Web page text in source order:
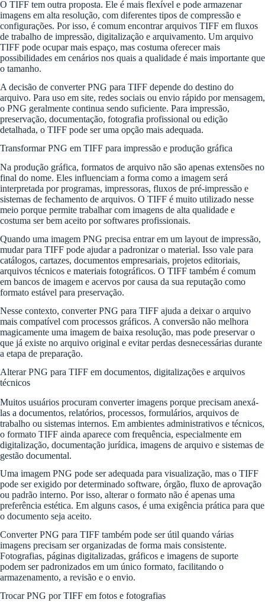
O TIFF tem outra proposta. Ele é mais flexível e pode armazenar
imagens em alta resolução, com diferentes tipos de compressão e
configurações. Por isso, é comum encontrar arquivos TIFF em fluxos
de trabalho de impressão, digitalização e arquivamento. Um arquivo
TIFF pode ocupar mais espaço, mas costuma oferecer mais
possibilidades em cenários nos quais a qualidade é mais importante que
o tamanho.
A decisão de converter PNG para TIFF depende do destino do
arquivo. Para uso em site, redes sociais ou envio rápido por mensagem,
o PNG geralmente continua sendo suficiente. Para impressão,
preservação, documentação, fotografia profissional ou edição
detalhada, o TIFF pode ser uma opção mais adequada.
Transformar PNG em TIFF para impressão e produção gráfica
Na produção gráfica, formatos de arquivo não são apenas extensões no
final do nome. Eles influenciam a forma como a imagem será
interpretada por programas, impressoras, fluxos de pré-impressão e
sistemas de fechamento de arquivos. O TIFF é muito utilizado nesse
meio porque permite trabalhar com imagens de alta qualidade e
costuma ser bem aceito por softwares profissionais.
Quando uma imagem PNG precisa entrar em um layout de impressão,
mudar para TIFF pode ajudar a padronizar o material. Isso vale para
catálogos, cartazes, documentos empresariais, projetos editoriais,
arquivos técnicos e materiais fotográficos. O TIFF também é comum
em bancos de imagem e acervos por causa da sua reputação como
formato estável para preservação.
Nesse contexto, converter PNG para TIFF ajuda a deixar o arquivo
mais compatível com processos gráficos. A conversão não melhora
magicamente uma imagem de baixa resolução, mas pode preservar o
que já existe no arquivo original e evitar perdas desnecessárias durante
a etapa de preparação.
Alterar PNG para TIFF em documentos, digitalizações e arquivos
técnicos
Muitos usuários procuram converter imagens porque precisam anexá-
las a documentos, relatórios, processos, formulários, arquivos de
trabalho ou sistemas internos. Em ambientes administrativos e técnicos,
o formato TIFF ainda aparece com frequência, especialmente em
digitalização, documentação jurídica, imagens de arquivo e sistemas de
gestão documental.
Uma imagem PNG pode ser adequada para visualização, mas o TIFF
pode ser exigido por determinado software, órgão, fluxo de aprovação
ou padrão interno. Por isso, alterar o formato não é apenas uma
preferência estética. Em alguns casos, é uma exigência prática para que
o documento seja aceito.
Converter PNG para TIFF também pode ser útil quando várias
imagens precisam ser organizadas de forma mais consistente.
Fotografias, páginas digitalizadas, gráficos e imagens de suporte
podem ser padronizados em um único formato, facilitando o
armazenamento, a revisão e o envio.
Trocar PNG por TIFF em fotos e fotografias